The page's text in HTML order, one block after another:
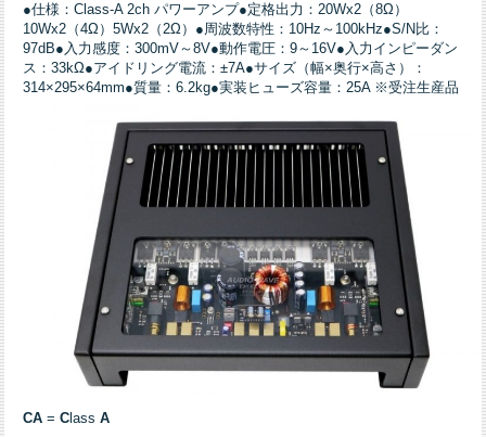
●仕様：Class-A 2ch パワーアンプ●定格出力：20Wx2（8Ω）
10Wx2（4Ω）5Wx2（2Ω）●周波数特性：10Hz～100kHz●S/N比：
97dB●入力感度：300mV～8V●動作電圧：9～16V●入力インピーダン
ス：33kΩ●アイドリング電流：±7A●サイズ（幅×奥行×高さ）：
314×295×64mm●質量：6.2kg●実装ヒューズ容量：25A ※受注生産品
CA =C lassA